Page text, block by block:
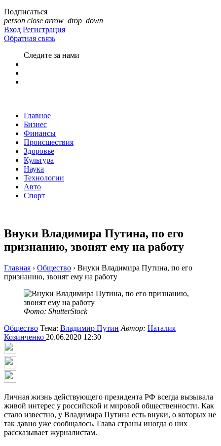
Подписаться
person close arrow_drop_down
Вход Регистрация
Обратная связь
Следите за нами
Главное
Бизнес
Финансы
Происшествия
Здоровье
Культура
Наука
Технологии
Авто
Спорт
Внуки Владимира Путина, по его
признанию, звонят ему на работу
Главная › Общество › Внуки Владимира Путина, по его
признанию, звонят ему на работу
Фото: ShutterStock
Общество Тема: Владимир Путин Автор: Наталия
Козинченко 20.06.2020 12:30
Личная жизнь действующего президента РФ всегда вызывала
живой интерес у российской и мировой общественности. Как
стало известно, у Владимира Путина есть внуки, о которых не
так давно уже сообщалось. Глава страны иногда о них
рассказывает журналистам.